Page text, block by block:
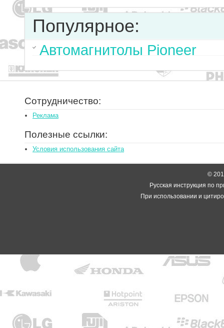
Популярное:
Автомагнитолы Pioneer
Сотрудничество:
Реклама
Полезные ссылки:
Условия использования сайта
©
Русская инструкция по
При использовании и